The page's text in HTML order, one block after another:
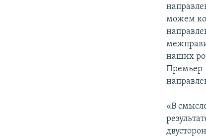
можем
наших
Премьер-
«В